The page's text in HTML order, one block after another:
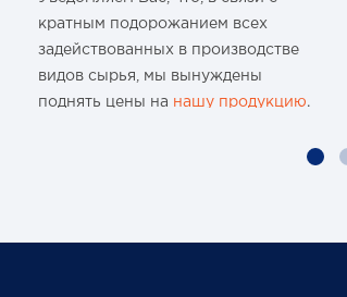
кратным подорожанием всех
задействованных в производстве
видов сырья, мы вынуждены
поднять цены на нашу продукцию.